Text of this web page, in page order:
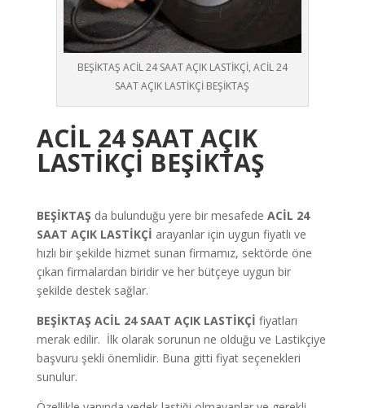
BEŞİKTAŞ ACİL 24 SAAT AÇIK LASTİKÇİ, ACİL 24
SAAT AÇIK LASTİKÇİ BEŞİKTAŞ
ACİL 24 SAAT AÇIK
LASTİKÇİ BEŞİKTAŞ
BEŞİKTAŞ da bulunduğu yere bir mesafede ACİL 24
SAAT AÇIK LASTİKÇİ arayanlar için uygun fiyatlı ve
hızlı bir şekilde hizmet sunan firmamız, sektörde öne
çıkan firmalardan biridir ve her bütçeye uygun bir
şekilde destek sağlar.
BEŞİKTAŞ ACİL 24 SAAT AÇIK LASTİKÇİ fiyatları
merak edilir. İlk olarak sorunun ne olduğu ve Lastikçiye
başvuru şekli önemlidir. Buna gitti fiyat seçenekleri
sunulur.